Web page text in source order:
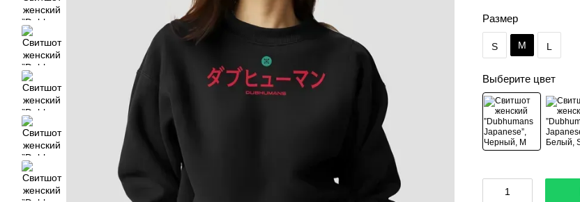
Размер
S M L
Выберите цвет